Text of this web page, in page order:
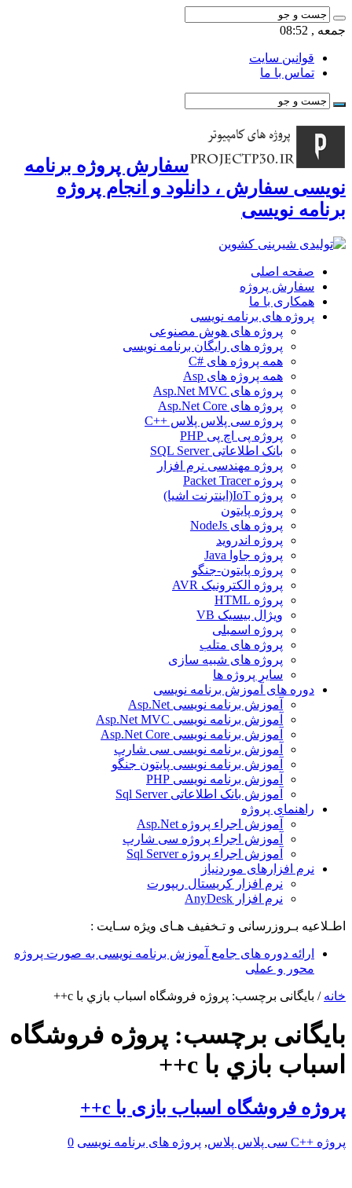
جمعه , 08:52
قوانین سایت
تماس با ما
سفارش پروژه برنامه
نویسی سفارش ، دانلود و انجام پروژه
برنامه نویسی
صفحه اصلی
سفارش پروژه
همکاری با ما
پروژه های برنامه نویسی
پروژه های هوش مصنوعی
پروژه های رایگان برنامه نویسی
همه پروژه های #C
همه پروژه های Asp
پروژه های Asp.Net MVC
پروژه های Asp.Net Core
پروژه سی پلاس پلاس ++C
پروژه پی اچ پی PHP
بانک اطلاعاتی SQL Server
پروژه مهندسی نرم افزار
پروژه Packet Tracer
پروژه IoT(اینترنت اشیا)
پروژه پایتون
پروژه های NodeJs
پروژه اندروید
پروژه جاوا Java
پروژه پایتون-جنگو
پروژه الکترونیک AVR
پروژه HTML
ویژال بیسیک VB
پروژه اسمبلی
پروژه های متلب
پروژه های شبیه سازی
سایر پروژه ها
دوره های آموزش برنامه نویسی
آموزش برنامه نویسی Asp.Net
آموزش برنامه نویسی Asp.Net MVC
آموزش برنامه نویسی Asp.Net Core
آموزش برنامه نویسی سی شارپ
آموزش برنامه نویسی پایتون جنگو
آموزش برنامه نویسی PHP
آموزش بانک اطلاعاتی Sql Server
راهنمای پروژه
آموزش اجراء پروژه Asp.Net
آموزش اجراء پروژه سی شارپ
آموزش اجراء پروژه Sql Server
نرم افزارهای موردنیاز
نرم افزار کریستال ریپورت
نرم افزار AnyDesk
اطـلاعیه بـروزرسانی و تـخفیف هـای ویژه سـایت :
ارائه دوره های جامع آموزش برنامه نویسی به صورت پروژه
محور و عملی
خانه / بایگانی برچسب: پروژه فروشگاه اسباب بازي با c++
بایگانی برچسب: پروژه فروشگاه
اسباب بازي با c++
پروژه فروشگاه اسباب بازی با c++
پروژه ++C سی پلاس پلاس , پروژه های برنامه نویسی 0